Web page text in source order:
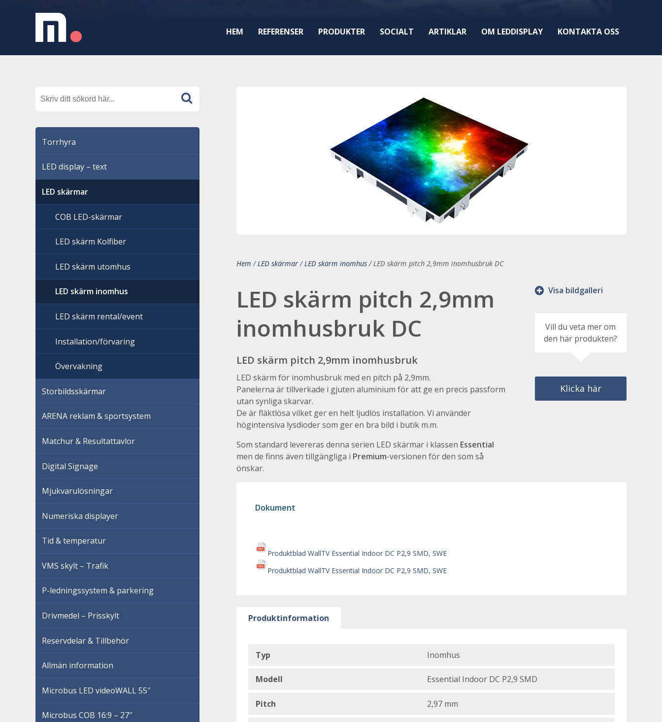
HEM REFERENSER PRODUKTER SOCIALT ARTIKLAR OM LEDDISPLAY KONTAKTA OSS
Hem /LED skärmar/LED skärm inomhus/LED skärm pitch 2,9mm inomhusbruk DC
LED skärm pitch 2,9mm
inomhusbruk DC
LED skärm pitch 2,9mm inomhusbruk
LED skärm för inomhusbruk med en pitch på 2,9mm.
Panelerna är tillverkade i gjuten aluminium för att ge en precis passform
utan synliga skarvar.
De är fläktlösa vilket ger en helt ljudlös installation. Vi använder
högintensiva lysdioder som ger en bra bild i butik m.m.
Som standard levereras denna serien LED skärmar i klassen Essential
men de finns även tillgängliga i Premium-versionen för den som så
önskar.
Dokument
Produktblad WallTV Essential Indoor DC P2,9 SMD, SWE
Produktblad WallTV Essential Indoor DC P2,9 SMD, SWE
Visa bildgalleri
Vill du veta mer om
Klicka här
Produktinformation
Typ Inomhus
Modell Essential Indoor DC P2,9 SMD
Pitch 2,97 mm
Torrhyra
LED display – text
LED skärmar
COB LED-skärmar
LED skärm Kolfiber
LED skärm utomhus
LED skärm inomhus
LED skärm rental/event
Installation/förvaring
Övervakning
Storbildsskärmar
ARENA reklam & sportsystem
Matchur & Resultattavlor
Digital Signage
Mjukvarulösningar
Numeriska displayer
Tid & temperatur
VMS skylt – Trafik
P-ledningssystem & parkering
Drivmedel – Prisskylt
Reservdelar & Tillbehör
Allmän information
Microbus LED videoWALL 55″
Microbus COB 16:9 – 27″